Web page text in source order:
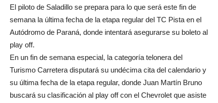
El piloto de Saladillo se prepara para lo que será este fin de
semana la última fecha de la etapa regular del TC Pista en el
Autódromo de Paraná, donde intentará asegurarse su boleto al
play off.
En un fin de semana especial, la categoría telonera del
Turismo Carretera disputará su undécima cita del calendario y
su última fecha de la etapa regular, donde Juan Martín Bruno
buscará su clasificación al play off con el Chevrolet que asiste